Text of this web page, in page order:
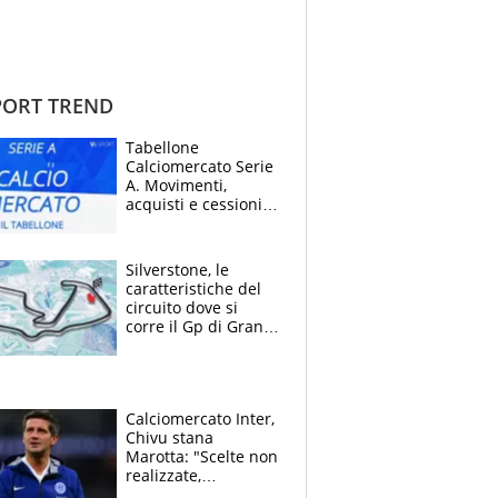
TREND
Tabellone
Calciomercato Serie
A. Movimenti,
acquisti e cessioni:
Silverstone, le
caratteristiche del
circuito dove si
corre il Gp di Gran
Calciomercato Inter,
Chivu stana
Marotta: "Scelte non
realizzate,